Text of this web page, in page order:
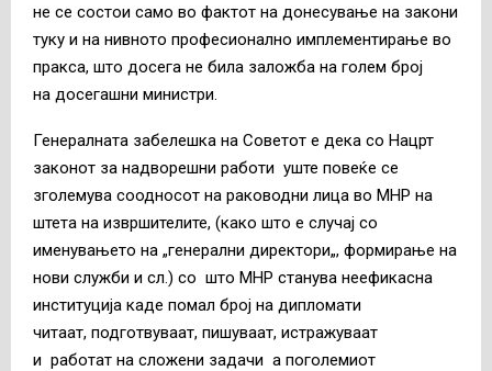
не се состои само во фактот на донесување на закони
туку и на нивното професионално имплементирање во
пракса, што досега не била заложба на голем број
на досегашни министри.
Генералната забелешка на Советот е дека со Нацрт
законот за надворешни работи уште повеќе се
зголемува соодносот на раководни лица во МНР на
штета на извршителите, (како што е случај со
именувањето на „генерални директори„, формирање на
нови служби и сл.) со што МНР станува неефикасна
институција каде помал број на дипломати
читаат, подготвуваат, пишуваат, истражуваат
и работат на сложени задачи а поголемиот